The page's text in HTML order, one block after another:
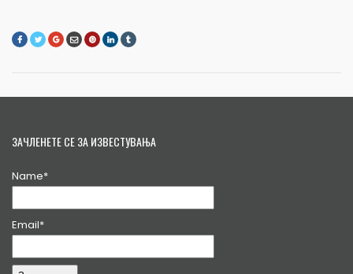
ЗАЧЛЕНЕТЕ СЕ ЗА ИЗВЕСТУВАЊА
Name*
Email*